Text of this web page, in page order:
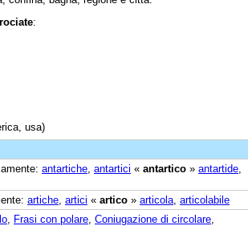
:
usa)
antartiche antartici « antartico » antartide
artiche artici « artico » articola articolabile
Frasi con polare Coniugazione di circolare